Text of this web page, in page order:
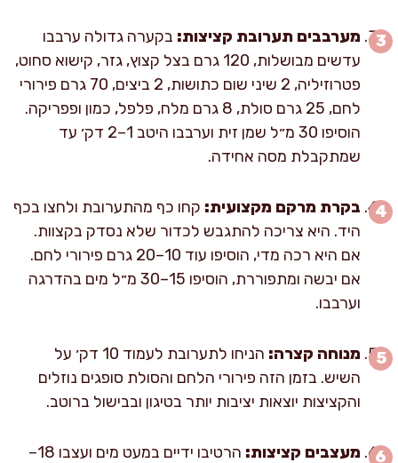
מערבבים תערובת קציצות: בקערה גדולה ערבבו
עדשים מבושלות, 120 גרם בצל קצוץ, גזר, קישוא סחוט,
פטרוזיליה, 2 שיני שום כתושות, 2 ביצים, 70 גרם פירורי
לחם, 25 גרם סולת, 8 גרם מלח, פלפל, כמון ופפריקה.
הוסיפו 30 מ״ל שמן זית וערבבו היטב 1–2 דק׳ עד
שמתקבלת מסה אחידה.
בקרת מרקם מקצועית: קחו כף מהתערובת ולחצו בכף
היד. היא צריכה להתגבש לכדור שלא נסדק בקצוות.
אם היא רכה מדי, הוסיפו עוד 10–20 גרם פירורי לחם.
אם יבשה ומתפוררת, הוסיפו 15–30 מ״ל מים בהדרגה
וערבבו.
מנוחה קצרה:
הניחו לתערובת לעמוד 10 דק׳ על
השיש. בזמן הזה פירורי הלחם והסולת סופגים נוזלים
והקציצות יוצאות יציבות יותר בטיגון ובבישול ברוטב.
מעצבים קציצות:
הרטיבו ידיים במעט מים ועצבו 18–